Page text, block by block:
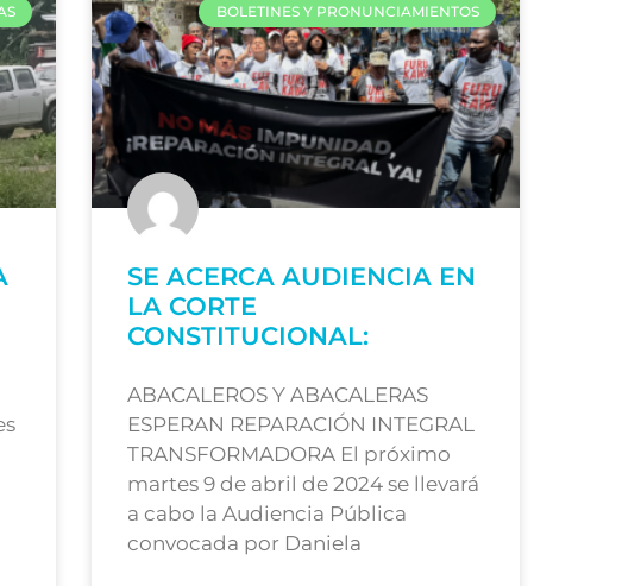
BOLETINES Y PRONUNCIAMIENTOS
SE ACERCA AUDIENCIA EN
LA CORTE
CONSTITUCIONAL:
ABACALEROS Y ABACALERAS
ESPERAN REPARACIÓN INTEGRAL
TRANSFORMADORA El próximo
martes 9 de abril de 2024 se llevará
a cabo la Audiencia Pública
convocada por Daniela